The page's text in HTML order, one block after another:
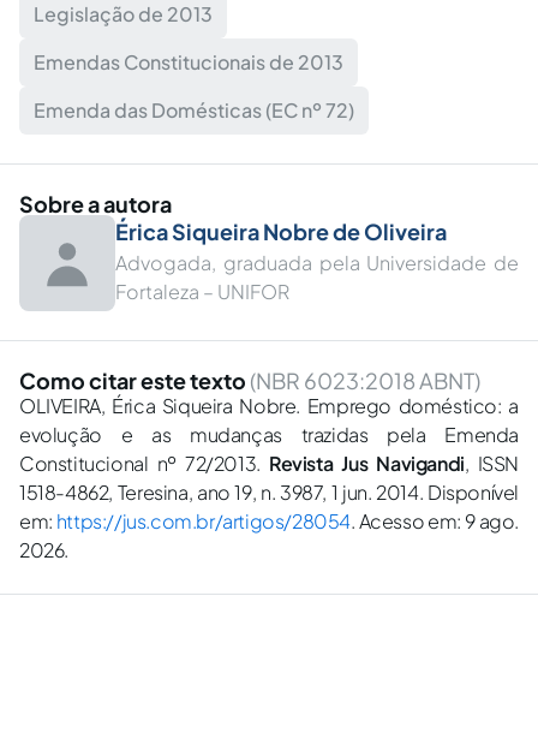
Legislação de 2013
Emendas Constitucionais de 2013
Emenda das Domésticas (EC nº 72)
Sobre a autora
Érica Siqueira Nobre de Oliveira
Advogada, graduada pela Universidade de
Fortaleza – UNIFOR
Como citar este texto (NBR 6023:2018 ABNT)
OLIVEIRA, Érica Siqueira Nobre. Emprego doméstico: a
evolução e as mudanças trazidas pela Emenda
Constitucional nº 72/2013. Revista Jus Navigandi, ISSN
1518-4862, Teresina, ano 19, n. 3987, 1 jun. 2014. Disponível
em: https://jus.com.br/artigos/28054. Acesso em: 9 ago.
2026.